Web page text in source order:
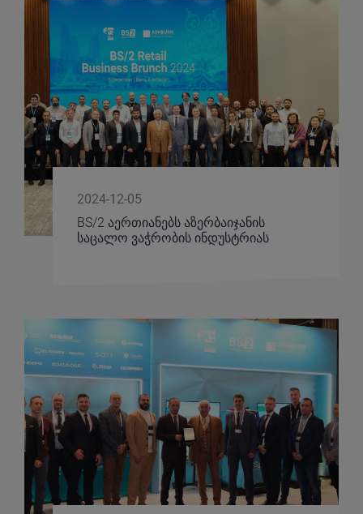
2024-12-05
BS/2 აერთიანებს აზერბაიჯანის
საცალო ვაჭრობის ინდუსტრიას